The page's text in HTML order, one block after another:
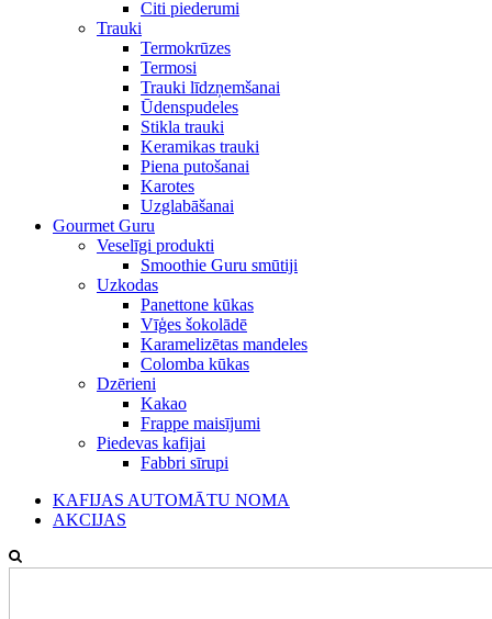
Citi piederumi
Trauki
Termokrūzes
Termosi
Trauki līdzņemšanai
Ūdenspudeles
Stikla trauki
Keramikas trauki
Piena putošanai
Karotes
Uzglabāšanai
Gourmet Guru
Veselīgi produkti
Smoothie Guru smūtiji
Uzkodas
Panettone kūkas
Vīģes šokolādē
Karamelizētas mandeles
Colomba kūkas
Dzērieni
Kakao
Frappe maisījumi
Piedevas kafijai
Fabbri sīrupi
KAFIJAS AUTOMĀTU NOMA
AKCIJAS